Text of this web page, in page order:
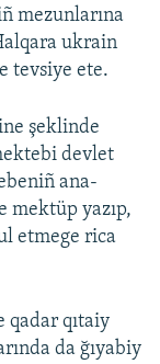
mezunlarına
ukrain
tevsiye ete.
şeklinde
devlet
ana-
mektüp yazıp,
etmege rica
qadar qıtaiy
da ğıyabiy